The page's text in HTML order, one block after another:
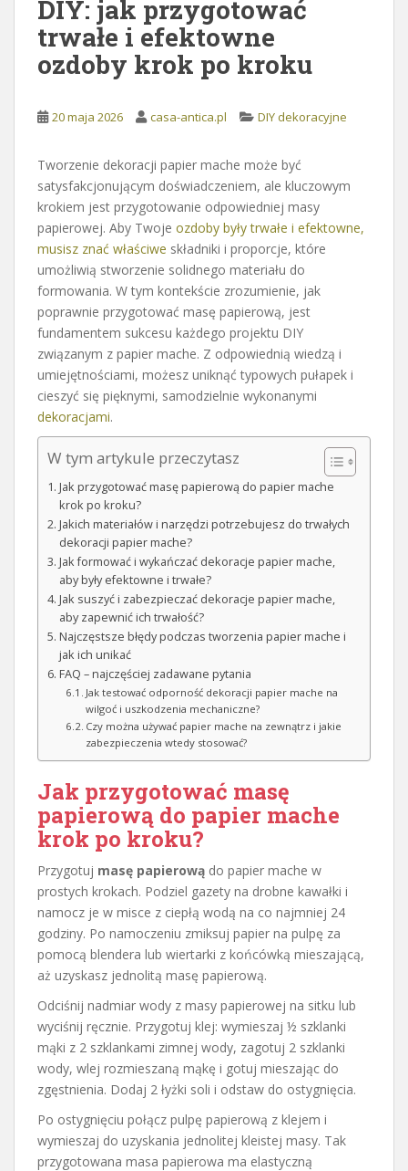
DIY: jak przygotować
trwałe i efektowne
ozdoby krok po kroku
20 maja 2026 casa-antica.pl DIY dekoracyjne
Tworzenie dekoracji papier mache może być
satysfakcjonującym doświadczeniem, ale kluczowym
krokiem jest przygotowanie odpowiedniej masy
papierowej. Aby Twoje ozdoby były trwałe i efektowne,
musisz znać właściwe składniki i proporcje, które
umożliwią stworzenie solidnego materiału do
formowania. W tym kontekście zrozumienie, jak
poprawnie przygotować masę papierową, jest
fundamentem sukcesu każdego projektu DIY
związanym z papier mache. Z odpowiednią wiedzą i
umiejętnościami, możesz uniknąć typowych pułapek i
cieszyć się pięknymi, samodzielnie wykonanymi
dekoracjami.
W tym artykule przeczytasz
Jak przygotować masę papierową do papier mache
krok po kroku?
Jakich materiałów i narzędzi potrzebujesz do trwałych
dekoracji papier mache?
Jak formować i wykańczać dekoracje papier mache,
aby były efektowne i trwałe?
Jak suszyć i zabezpieczać dekoracje papier mache,
aby zapewnić ich trwałość?
Najczęstsze błędy podczas tworzenia papier mache i
jak ich unikać
FAQ – najczęściej zadawane pytania
Jak testować odporność dekoracji papier mache na
wilgoć i uszkodzenia mechaniczne?
Czy można używać papier mache na zewnątrz i jakie
zabezpieczenia wtedy stosować?
Jak przygotować masę
papierową do papier mache
krok po kroku?
Przygotuj masę papierową do papier mache w
prostych krokach. Podziel gazety na drobne kawałki i
namocz je w misce z ciepłą wodą na co najmniej 24
godziny. Po namoczeniu zmiksuj papier na pulpę za
pomocą blendera lub wiertarki z końcówką mieszającą,
aż uzyskasz jednolitą masę papierową.
Odciśnij nadmiar wody z masy papierowej na sitku lub
wyciśnij ręcznie. Przygotuj klej: wymieszaj ½ szklanki
mąki z 2 szklankami zimnej wody, zagotuj 2 szklanki
wody, wlej rozmieszaną mąkę i gotuj mieszając do
zgęstnienia. Dodaj 2 łyżki soli i odstaw do ostygnięcia.
Po ostygnięciu połącz pulpę papierową z klejem i
wymieszaj do uzyskania jednolitej kleistej masy. Tak
przygotowana masa papierowa ma elastyczną